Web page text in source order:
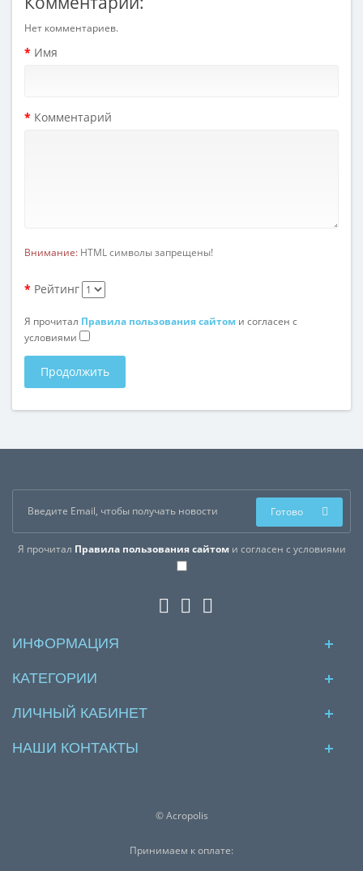
Нет комментариев.
Имя
Комментарий
Внимание: HTML символы запрещены!
Рейтинг
Я прочитал Правила пользования сайтом и согласен с
условиями
Продолжить
Я прочитал Правила пользования сайтоми согласен с условиями
Готово
ИНФОРМАЦИЯ
КАТЕГОРИИ
ЛИЧНЫЙ КАБИНЕТ
НАШИ КОНТАКТЫ
© Acropolis
Принимаем к оплате: